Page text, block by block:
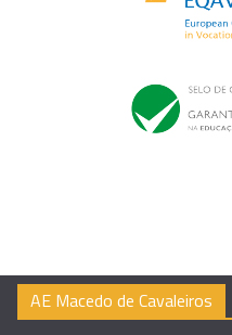
AE Macedo de Cavaleiros